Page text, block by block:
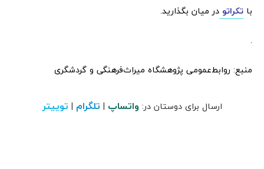
با تکراتو در میان بگذارید.
.
منبع: روابط‌عمومی پژوهشگاه میراث‌فرهنگی و گردشگری
ارسال برای دوستان در: واتساپ | تلگرام | توییتر